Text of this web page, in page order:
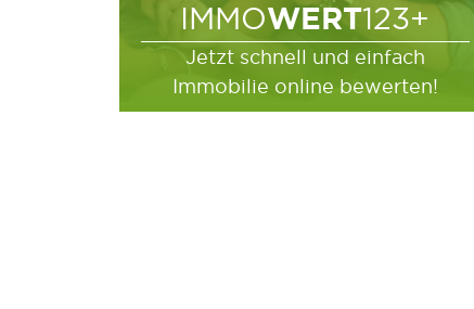
IMMOWERT123+
Jetzt schnell und einfach
Immobilie online bewerten!